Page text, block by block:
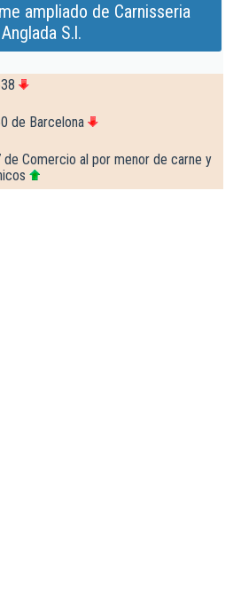
ampliado de Carnisseria
Anglada S.l.
de Barcelona
de Comercio al por menor de carne y